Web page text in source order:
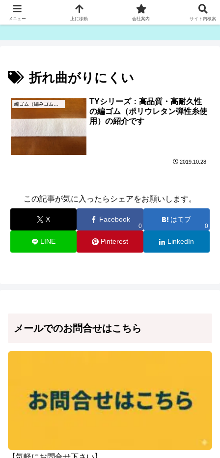
ゴム紐・平ゴム製造販売は津田産業直販部です
折れ曲がりにくい
TYシリーズ：高品質・高耐久性
の編ゴム（ポリウレタン弾性糸使
用）の紹介です
2019.10.28
この記事が気に入ったらシェアをお願いします。
X Facebook
0
はてブ
0
LINE Pinterest LinkedIn
メールでのお問合せはこちら
メニュー 上に移動 会社案内 サイト内検索